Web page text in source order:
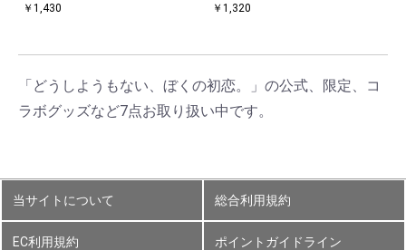
￥1,430 ￥1,320
「どうしようもない、ぼくの初恋。」の公式、限定、コ
ラボグッズなど7点お取り扱い中です。
当サイトについて 総合利用規約
EC利用規約 ポイントガイドライン